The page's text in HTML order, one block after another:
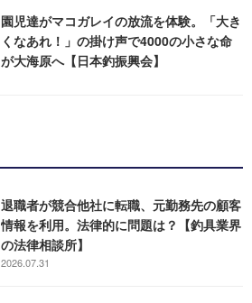
園児達がマコガレイの放流を体験。「大き
くなあれ！」の掛け声で4000の小さな命
が大海原へ【日本釣振興会】
退職者が競合他社に転職、元勤務先の顧客
情報を利用。法律的に問題は？【釣具業界
の法律相談所】
2026.07.31